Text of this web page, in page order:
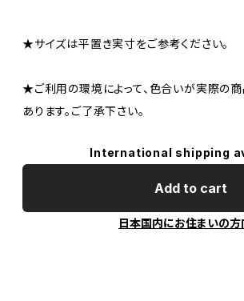
★サイズは平置き実寸をご参考ください。
★ご利用の環境によって、色合いが実際の
あります。ご了承下さい。
International shipping
Add to cart
日本国内にお住まいの方